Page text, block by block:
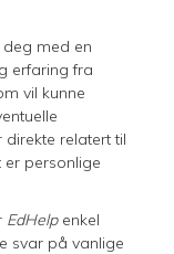
deg med en
erfaring fra
vil kunne
relatert til
er personlige
EdHelpenkel
svar på vanlige